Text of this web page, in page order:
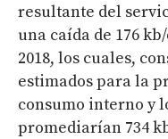
resultante del
una caída de 176
2018, los cuales,
estimados para la
consumo interno y
promediarían 734